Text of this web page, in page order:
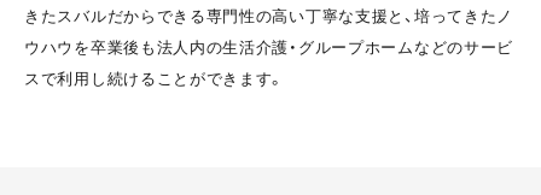
きたスバルだからできる専門性の高い丁寧な支援と、培ってきたノ
ウハウを卒業後も法人内の生活介護・グループホームなどのサービ
スで利用し続けることができます。